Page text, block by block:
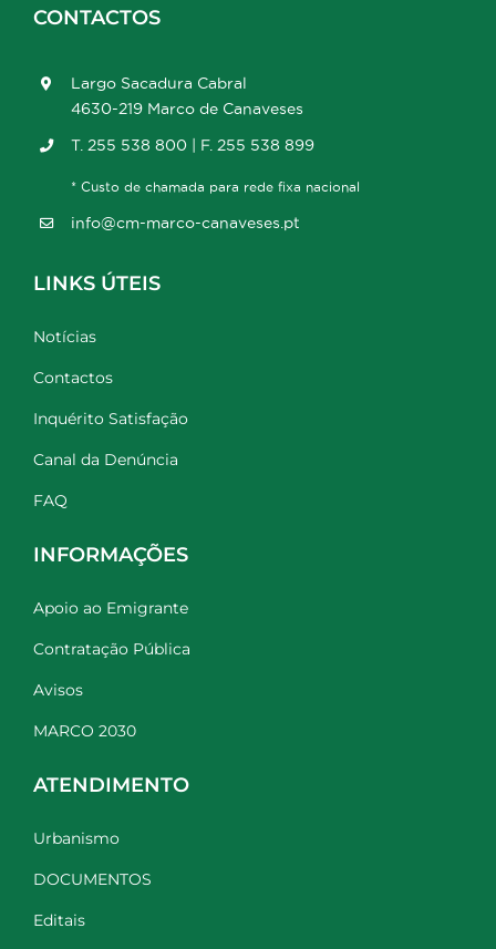
CONTACTOS
Largo Sacadura Cabral
4630-219 Marco de Canaveses
T. 255 538 800 | F. 255 538 899
* Custo de chamada para rede fixa nacional
info@cm-marco-canaveses.pt
LINKS ÚTEIS
Notícias
Contactos
Inquérito Satisfação
Canal da Denúncia
FAQ
INFORMAÇÕES
Apoio ao Emigrante
Contratação Pública
Avisos
MARCO 2030
ATENDIMENTO
Urbanismo
DOCUMENTOS
Editais